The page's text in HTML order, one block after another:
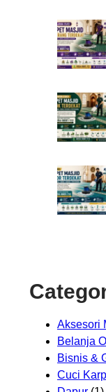
Aksesori
Belanja
Bisnis &
Cuci